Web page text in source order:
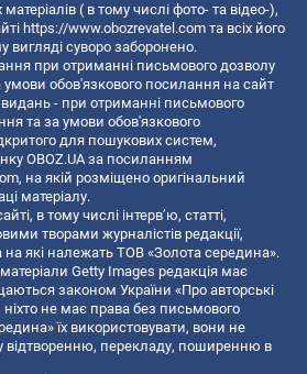
( в тому числі фото- та відео-),
https://www.obozrevatel.com та всіх його
вигляді суворо заборонено.
при отриманні письмового дозволу
умови обов'язкового посилання на сайт
видань - при отриманні письмового
та за умови обов'язкового
для пошукових систем,
OBOZ.UA за посиланням
, на якій розміщено оригінальний
матеріалу.
в тому числі інтерв’ю, статті,
творами журналістів редакції,
які належать ТОВ «Золота середина».
Getty Images редакція має
законом України «Про авторські
ніхто не має права без письмового
їх використовувати, вони не
відтворенню, перекладу, поширенню в